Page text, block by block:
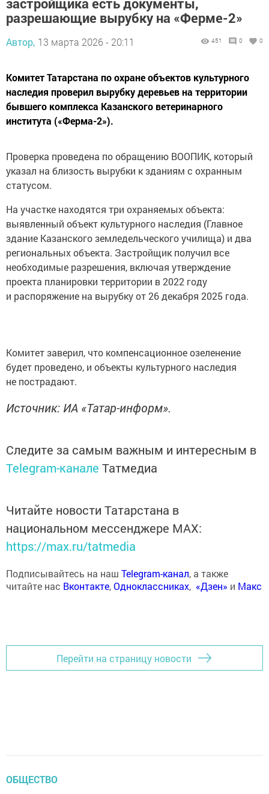
застройщика есть документы,
разрешающие вырубку на «Ферме-2»
Автор, 13 марта 2026 - 20:11 451 0 0
Комитет Татарстана по охране объектов культурного
наследия проверил вырубку деревьев на территории
бывшего комплекса Казанского ветеринарного
института («Ферма-2»).
Проверка проведена по обращению ВООПИК, который
указал на близость вырубки к зданиям с охранным
статусом.
На участке находятся три охраняемых объекта:
выявленный объект культурного наследия (Главное
здание Казанского земледельческого училища) и два
региональных объекта. Застройщик получил все
необходимые разрешения, включая утверждение
проекта планировки территории в 2022 году
и распоряжение на вырубку от 26 декабря 2025 года.
Комитет заверил, что компенсационное озеленение
будет проведено, и объекты культурного наследия
не пострадают.
Источник: ИА «Татар-информ».
Следите за самым важным и интересным в
Telegram-канале Татмедиа
Читайте новости Татарстана в
национальном мессенджере MАХ:
https://max.ru/tatmedia
Подписывайтесь на наш Telegram-канал, а также
читайте нас Вконтакте,Одноклассниках, «Дзен» и Макс
Перейти на страницу новости
ОБЩЕСТВО